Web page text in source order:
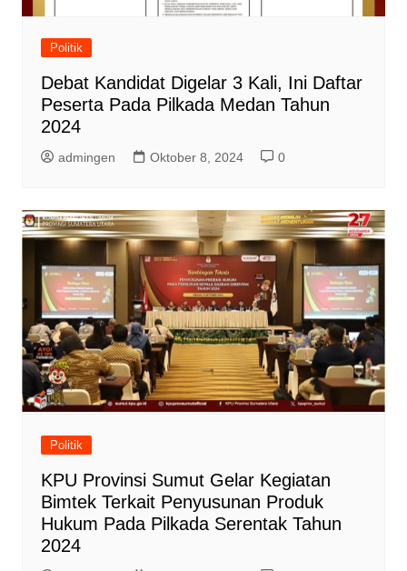
Politik
Debat Kandidat Digelar 3 Kali, Ini Daftar
Peserta Pada Pilkada Medan Tahun
2024
admingen Oktober 8, 2024 0
Politik
KPU Provinsi Sumut Gelar Kegiatan
Bimtek Terkait Penyusunan Produk
Hukum Pada Pilkada Serentak Tahun
2024